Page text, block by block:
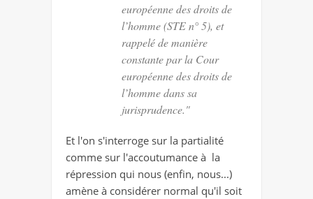
européenne des droits de
l’homme (STE n° 5), et
rappelé de manière
constante par la Cour
européenne des droits de
l’homme dans sa
jurisprudence."
Et l'on s'interroge sur la partialité
comme sur l'accoutumance à la
répression qui nous (enfin, nous...)
amène à considérer normal qu'il soit